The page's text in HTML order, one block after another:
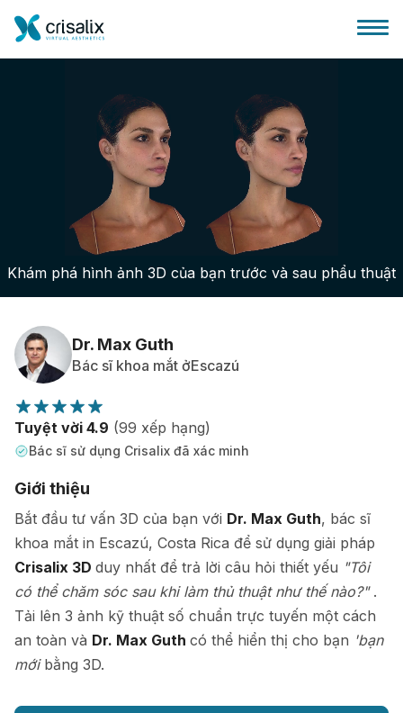
Bác sĩ phẫu thuật
Nền tảng kinh doanh 3D
Gói
Đánh giá của bệnh nhân
Khám phá hình ảnh 3D của bạn trước và sau phẩu thuật
Dr. Max Guth
Bác sĩ khoa mắt ởEscazú
Tuyệt vời 4.9 (99 xếp hạng)
Bác sĩ sử dụng Crisalix đã xác minh
Giới thiệu
Bắt đầu tư vấn 3D của bạn với Dr. Max Guth, bác sĩ
khoa mắt in Escazú, Costa Rica để sử dụng giải pháp
Crisalix 3D duy nhất để trả lời câu hỏi thiết yếu "Tôi
có thể chăm sóc sau khi làm thủ thuật như thế nào?" .
Tải lên 3 ảnh kỹ thuật số chuẩn trực tuyến một cách
an toàn và Dr. Max Guth có thể hiển thị cho bạn 'bạn
mới bằng 3D.